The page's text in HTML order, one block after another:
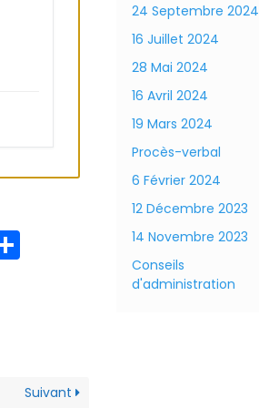
Suivant
24 Septembre 2024
16 Juillet 2024
28 Mai 2024
16 Avril 2024
19 Mars 2024
Procès-verbal
6 Février 2024
12 Décembre 2023
14 Novembre 2023
Conseils
d'administration